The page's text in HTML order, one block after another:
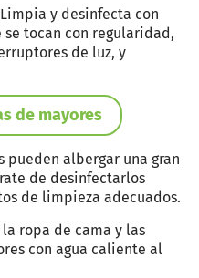
Limpia y desinfecta con
tocan con regularidad,
de luz, y
de mayores
pueden albergar una gran
de desinfectarlos
de limpieza adecuados.
la ropa de cama y las
con agua caliente al